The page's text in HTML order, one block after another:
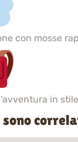
con mosse
in